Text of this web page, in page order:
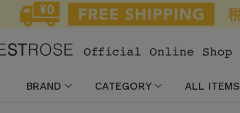
BRAND CATEGORY ALL ITEMS